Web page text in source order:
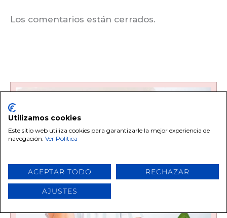
Los comentarios están cerrados.
Utilizamos cookies
Este sitio web utiliza cookies para garantizarle la mejor experiencia de
navegación. Ver Política
ACEPTAR TODO RECHAZAR
AJUSTES